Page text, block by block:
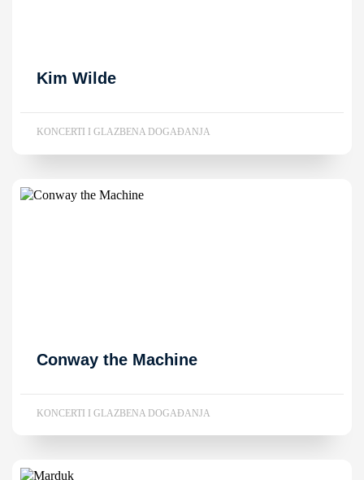
Kim Wilde
KONCERTI I GLAZBENA DOGAĐANJA
Conway the Machine
KONCERTI I GLAZBENA DOGAĐANJA